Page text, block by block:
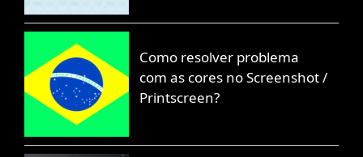
Como resolver problema
com as cores no Screenshot /
Printscreen?